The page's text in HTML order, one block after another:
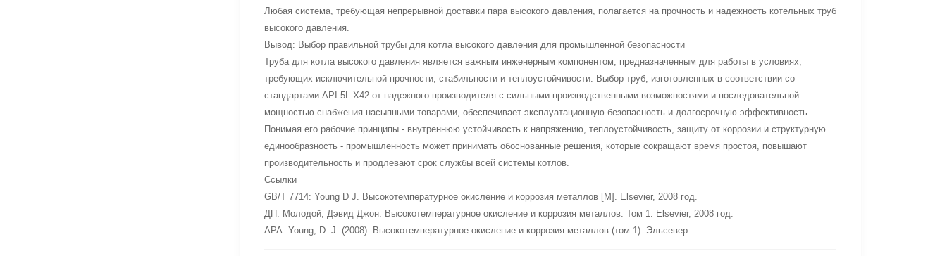
Любая система, требующая непрерывной доставки пара высокого давления, полагается на прочность и надежность котельных труб
высокого давления.
Вывод: Выбор правильной трубы для котла высокого давления для промышленной безопасности
Труба для котла высокого давления является важным инженерным компонентом, предназначенным для работы в условиях,
требующих исключительной прочности, стабильности и теплоустойчивости. Выбор труб, изготовленных в соответствии со
стандартами API 5L X42 от надежного производителя с сильными производственными возможностями и последовательной
мощностью снабжения насыпными товарами, обеспечивает эксплуатационную безопасность и долгосрочную эффективность.
Понимая его рабочие принципы - внутреннюю устойчивость к напряжению, теплоустойчивость, защиту от коррозии и структурную
единообразность - промышленность может принимать обоснованные решения, которые сокращают время простоя, повышают
производительность и продлевают срок службы всей системы котлов.
Ссылки
GB/T 7714: Young D J. Высокотемпературное окисление и коррозия металлов [M]. Elsevier, 2008 год.
ДП: Молодой, Дэвид Джон. Высокотемпературное окисление и коррозия металлов. Том 1. Elsevier, 2008 год.
APA: Young, D. J. (2008). Высокотемпературное окисление и коррозия металлов (том 1). Эльсевер.